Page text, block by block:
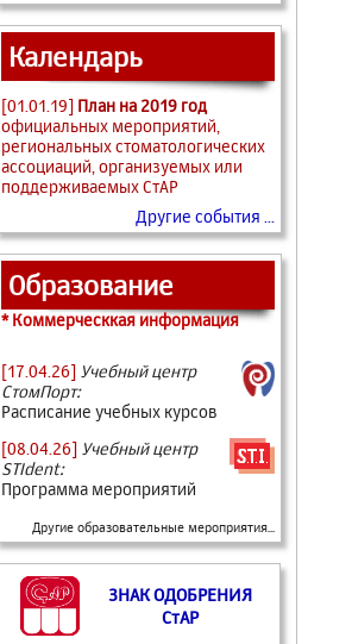
Календарь
[01.01.19] План на 2019 год
официальных мероприятий,
региональных стоматологических
ассоциаций, организуемых или
поддерживаемых СтАР
Другие события ...
Образование
* Коммерческкая информация
[17.04.26] Учебный центр
СтомПорт:
Расписание учебных курсов
[08.04.26] Учебный центр
STIdent:
Программа мероприятий
Другие образовательные мероприятия...
ЗНАК ОДОБРЕНИЯ
СтАР